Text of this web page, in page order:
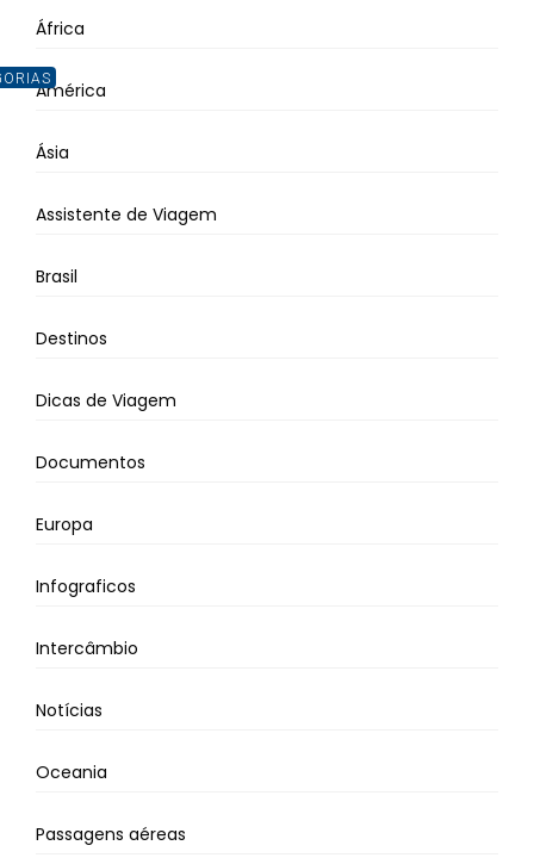
África
América
Ásia
Assistente de Viagem
Brasil
Destinos
Dicas de Viagem
Documentos
Europa
Infograficos
Intercâmbio
Notícias
Oceania
Passagens aéreas